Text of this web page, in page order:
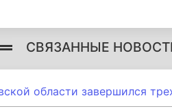
СВЯЗАННЫЕ
области завершился